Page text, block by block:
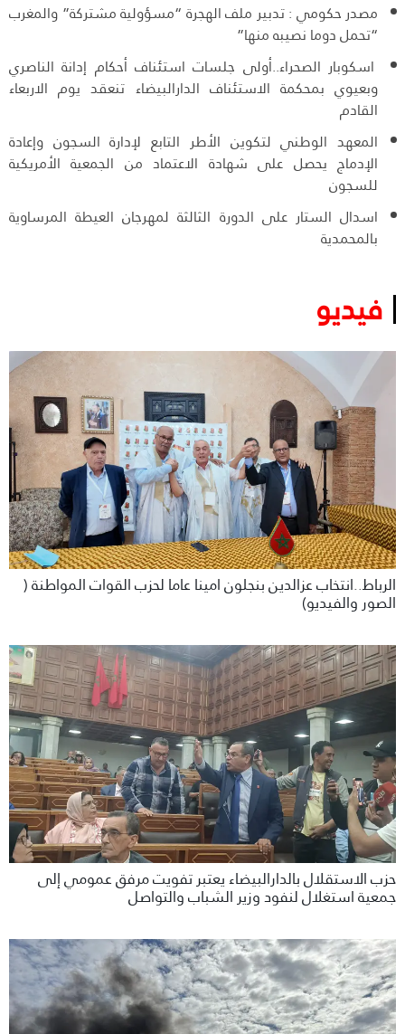
مصدر حكومي : تدبير ملف الهجرة “مسؤولية مشتركة” والمغرب
“تحمل دوما نصيبه منها”
اسكوبار الصحراء..أولى جلسات استئناف أحكام إدانة الناصري
وبعيوي بمحكمة الاستئناف الدارالبيضاء تنعقد يوم الاربعاء
القادم
المعهد الوطني لتكوين الأطر التابع لإدارة السجون وإعادة
الإدماج يحصل على شهادة الاعتماد من الجمعية الأمريكية
للسجون
اسدال الستار على الدورة الثالثة لمهرجان العيطة المرساوية
بالمحمدية
فيديو
الرباط..انتخاب عزالدين بنجلون امينا عاما لحزب القوات المواطنة (
الصور والفيديو)
حزب الاستقلال بالدارالبيضاء يعتبر تفويت مرفق عمومي إلى
جمعية استغلال لنفود وزير الشباب والتواصل